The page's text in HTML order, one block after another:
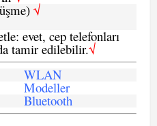
√
evet, cep telefonları
tamir edilebilir.√
WLAN
Modeller
Bluetooth